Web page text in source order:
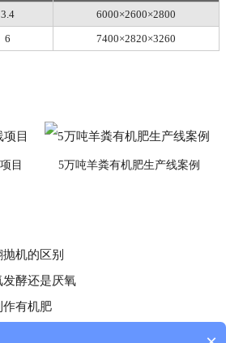
3.4
6000×2600×2800
6 7400×2820×3260
目 5万吨羊粪有机肥生产线案例
机的区别
酵还是厌氧
作有机肥